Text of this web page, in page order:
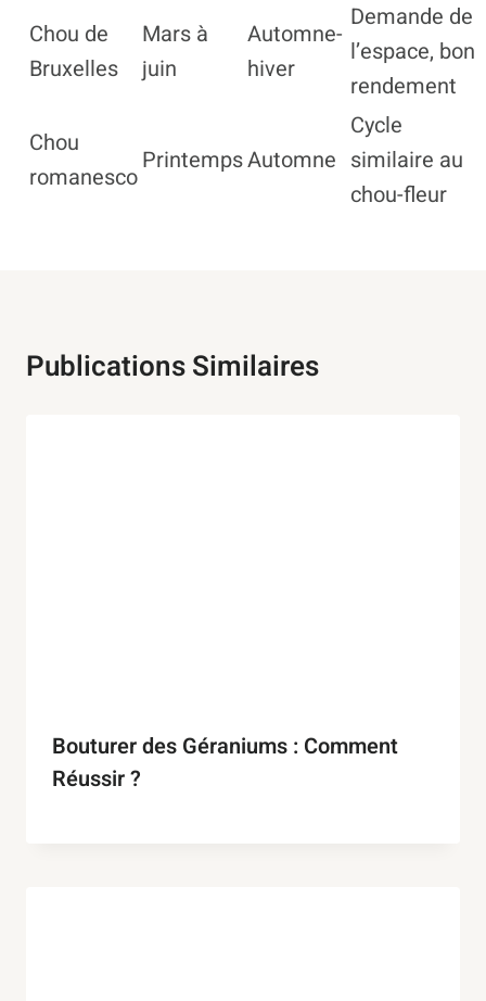
Chou de
Bruxelles
Mars à
juin
Automne-
hiver
Demande de
l’espace, bon
rendement
Chou
romanesco
PrintempsAutomne
Cycle
similaire au
chou-fleur
Publications Similaires
Bouturer des Géraniums : Comment
Réussir ?